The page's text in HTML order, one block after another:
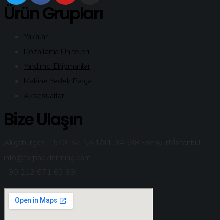
Ürün Grupları
Yakalar
Dozajlama Üniteleri
Yardımcı Ekipmanlar
Makine Yedek Parça
Aksesuarlar
Bize Ulaşın